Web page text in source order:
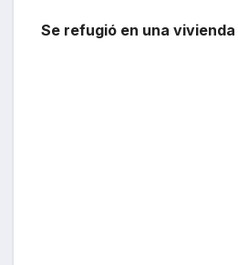
Se refugió en una vivienda
Roy Raúl M.V de 31
linchado por enardecidos
HH José Carlos
a su presunta conviviente
mal sujeto habría
fuera sorprendido con su
J.T.L, los hechos se